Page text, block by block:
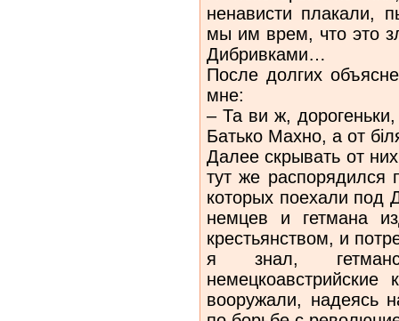
ненависти плакали,
мы им врем, что это
Дибривками…
После долгих
мне:
– Та ви ж,
Батько Махно, а от
Далее скрывать от
тут же распорядился
которых поехали под
немцев и гетмана
крестьянством, и
я знал,
вооружали, надеясь